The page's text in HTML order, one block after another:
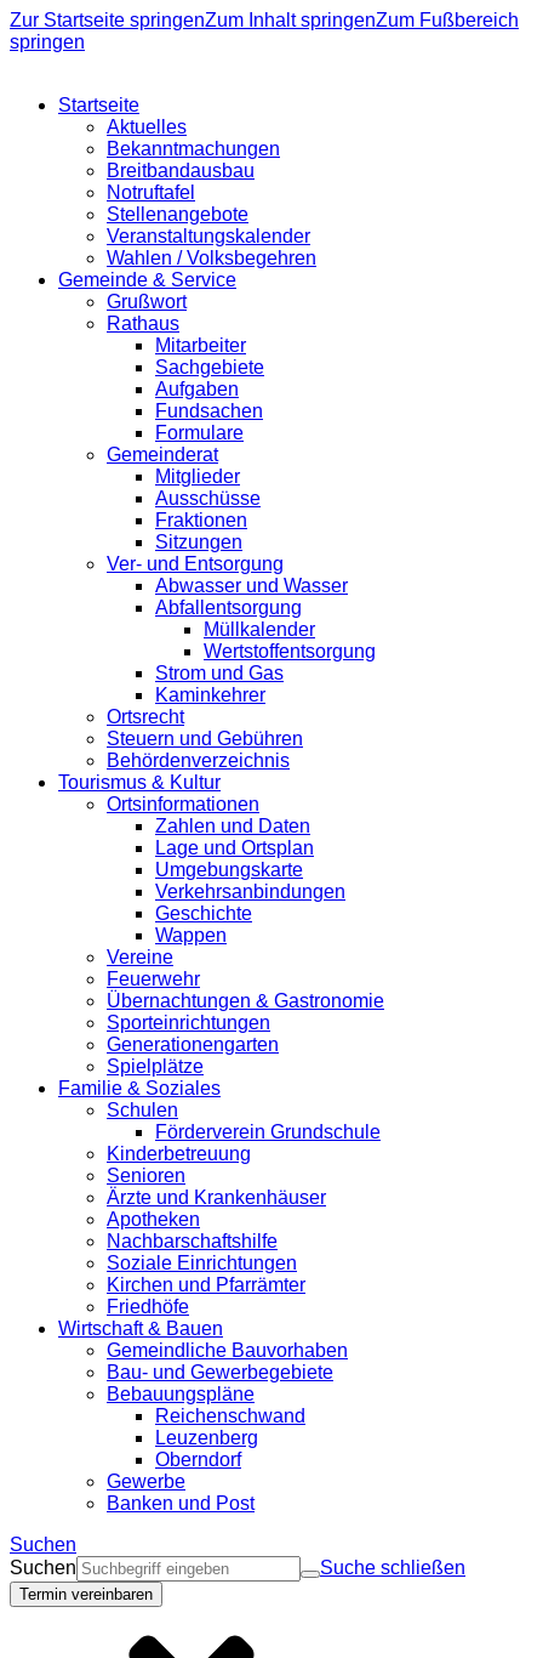
Zur Startseite springenZum Inhalt springenZum Fußbereich
springen
Startseite
Aktuelles
Bekanntmachungen
Breitbandausbau
Notruftafel
Stellenangebote
Veranstaltungskalender
Wahlen / Volksbegehren
Gemeinde & Service
Grußwort
Rathaus
Mitarbeiter
Sachgebiete
Aufgaben
Fundsachen
Formulare
Gemeinderat
Mitglieder
Ausschüsse
Fraktionen
Sitzungen
Ver- und Entsorgung
Abwasser und Wasser
Abfallentsorgung
Müllkalender
Wertstoffentsorgung
Strom und Gas
Kaminkehrer
Ortsrecht
Steuern und Gebühren
Behördenverzeichnis
Tourismus & Kultur
Ortsinformationen
Zahlen und Daten
Lage und Ortsplan
Umgebungskarte
Verkehrsanbindungen
Geschichte
Wappen
Vereine
Feuerwehr
Übernachtungen & Gastronomie
Sporteinrichtungen
Generationengarten
Spielplätze
Familie & Soziales
Schulen
Förderverein Grundschule
Kinderbetreuung
Senioren
Ärzte und Krankenhäuser
Apotheken
Nachbarschaftshilfe
Soziale Einrichtungen
Kirchen und Pfarrämter
Friedhöfe
Wirtschaft & Bauen
Gemeindliche Bauvorhaben
Bau- und Gewerbegebiete
Bebauungspläne
Reichenschwand
Leuzenberg
Oberndorf
Gewerbe
Banken und Post
Suchen
Suchen
Suche schließen
Termin vereinbaren